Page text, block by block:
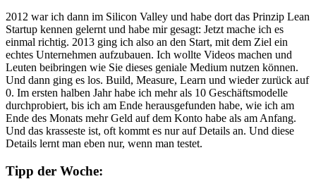
2012 war ich dann im Silicon Valley und habe dort das Prinzip Lean
Startup kennen gelernt und habe mir gesagt: Jetzt mache ich es
einmal richtig. 2013 ging ich also an den Start, mit dem Ziel ein
echtes Unternehmen aufzubauen. Ich wollte Videos machen und
Leuten beibringen wie Sie dieses geniale Medium nutzen können.
Und dann ging es los. Build, Measure, Learn und wieder zurück auf
0. Im ersten halben Jahr habe ich mehr als 10 Geschäftsmodelle
durchprobiert, bis ich am Ende herausgefunden habe, wie ich am
Ende des Monats mehr Geld auf dem Konto habe als am Anfang.
Und das krasseste ist, oft kommt es nur auf Details an. Und diese
Details lernt man eben nur, wenn man testet.
Tipp der Woche: